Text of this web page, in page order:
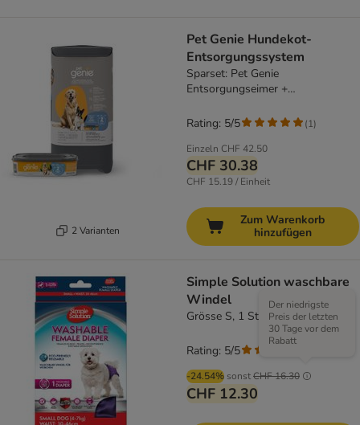
2 Varianten
Pet Genie Hundekot-
Entsorgungssystem
Sparset: Pet Genie
Entsorgungseimer +
Einzeln CHF 42.50
CHF 30.38
CHF 15.19 / Einheit
Rating: 5/5 (1)
Zum Warenkorb
hinzufügen
Simple Solution waschbare
Windel
Grösse S, 1 Stück
-24.54% sonstCHF 16.30
Der niedrigste
Preis der letzten
30 Tage vor dem
Rabatt
CHF 12.30
Rating: 5/5